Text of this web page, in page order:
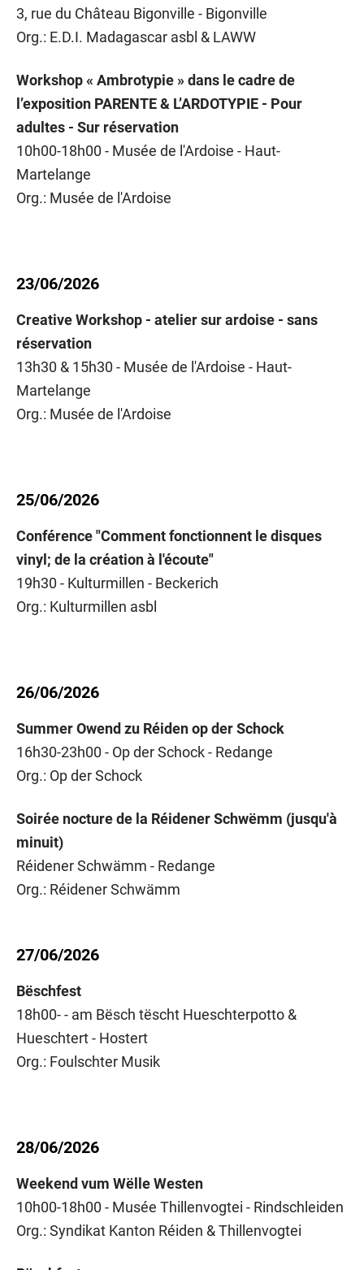
3, rue du Château Bigonville - Bigonville
Org.: E.D.I. Madagascar asbl & LAWW
Workshop « Ambrotypie » dans le cadre de
l’exposition PARENTE & L’ARDOTYPIE - Pour
adultes - Sur réservation
10h00-18h00 - Musée de l'Ardoise - Haut-
Martelange
Org.: Musée de l'Ardoise
23/06/2026
Creative Workshop - atelier sur ardoise - sans
réservation
13h30 & 15h30 - Musée de l'Ardoise - Haut-
Martelange
Org.: Musée de l'Ardoise
25/06/2026
Conférence "Comment fonctionnent le disques
vinyl; de la création à l'écoute"
19h30 - Kulturmillen - Beckerich
Org.: Kulturmillen asbl
26/06/2026
Summer Owend zu Réiden op der Schock
16h30-23h00 - Op der Schock - Redange
Org.: Op der Schock
Soirée nocture de la Réidener Schwëmm (jusqu'à
minuit)
Réidener Schwämm - Redange
Org.: Réidener Schwämm
27/06/2026
Bëschfest
18h00- - am Bësch tëscht Hueschterpotto &
Hueschtert - Hostert
Org.: Foulschter Musik
28/06/2026
Weekend vum Wëlle Westen
10h00-18h00 - Musée Thillenvogtei - Rindschleiden
Org.: Syndikat Kanton Réiden & Thillenvogtei